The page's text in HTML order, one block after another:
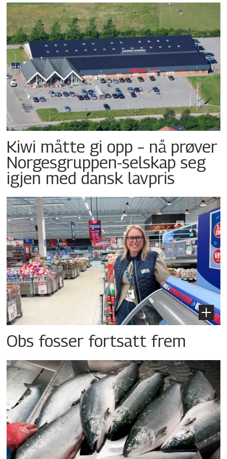
Kiwi måtte gi opp – nå prøver
Norgesgruppen-selskap seg
igjen med dansk lavpris
Obs fosser fortsatt frem